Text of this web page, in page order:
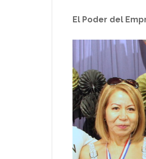
El Poder del